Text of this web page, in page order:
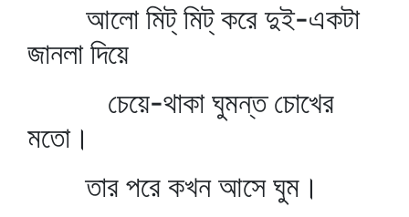
আলো মিট্‌ মিট্‌ করে দুই-একটা
জানলা দিয়ে
চেয়ে-থাকা ঘুমন্ত চোখের
মতো।
তার পরে কখন আসে ঘুম।